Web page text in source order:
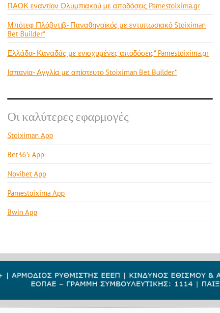
ΠΑΟΚ εναντίον Ολυμπιακού με αποδόσεις Pamestoixima.gr
Μπότεφ Πλόβντιβ- Παναθηναϊκός με εντυπωσιακό Stoiximan
Bet Builder*
Ελλάδα- Καναδάς με ενισχυμένες αποδόσεις* Pamestoixima.gr
Ισπανία- Αγγλία με απίστευτο Stoiximan Bet Builder*
Οι καλύτερες εφαρμογές
Stoiximan App
Bet365 App
Novibet App
Pamestoixima App
Bwin App